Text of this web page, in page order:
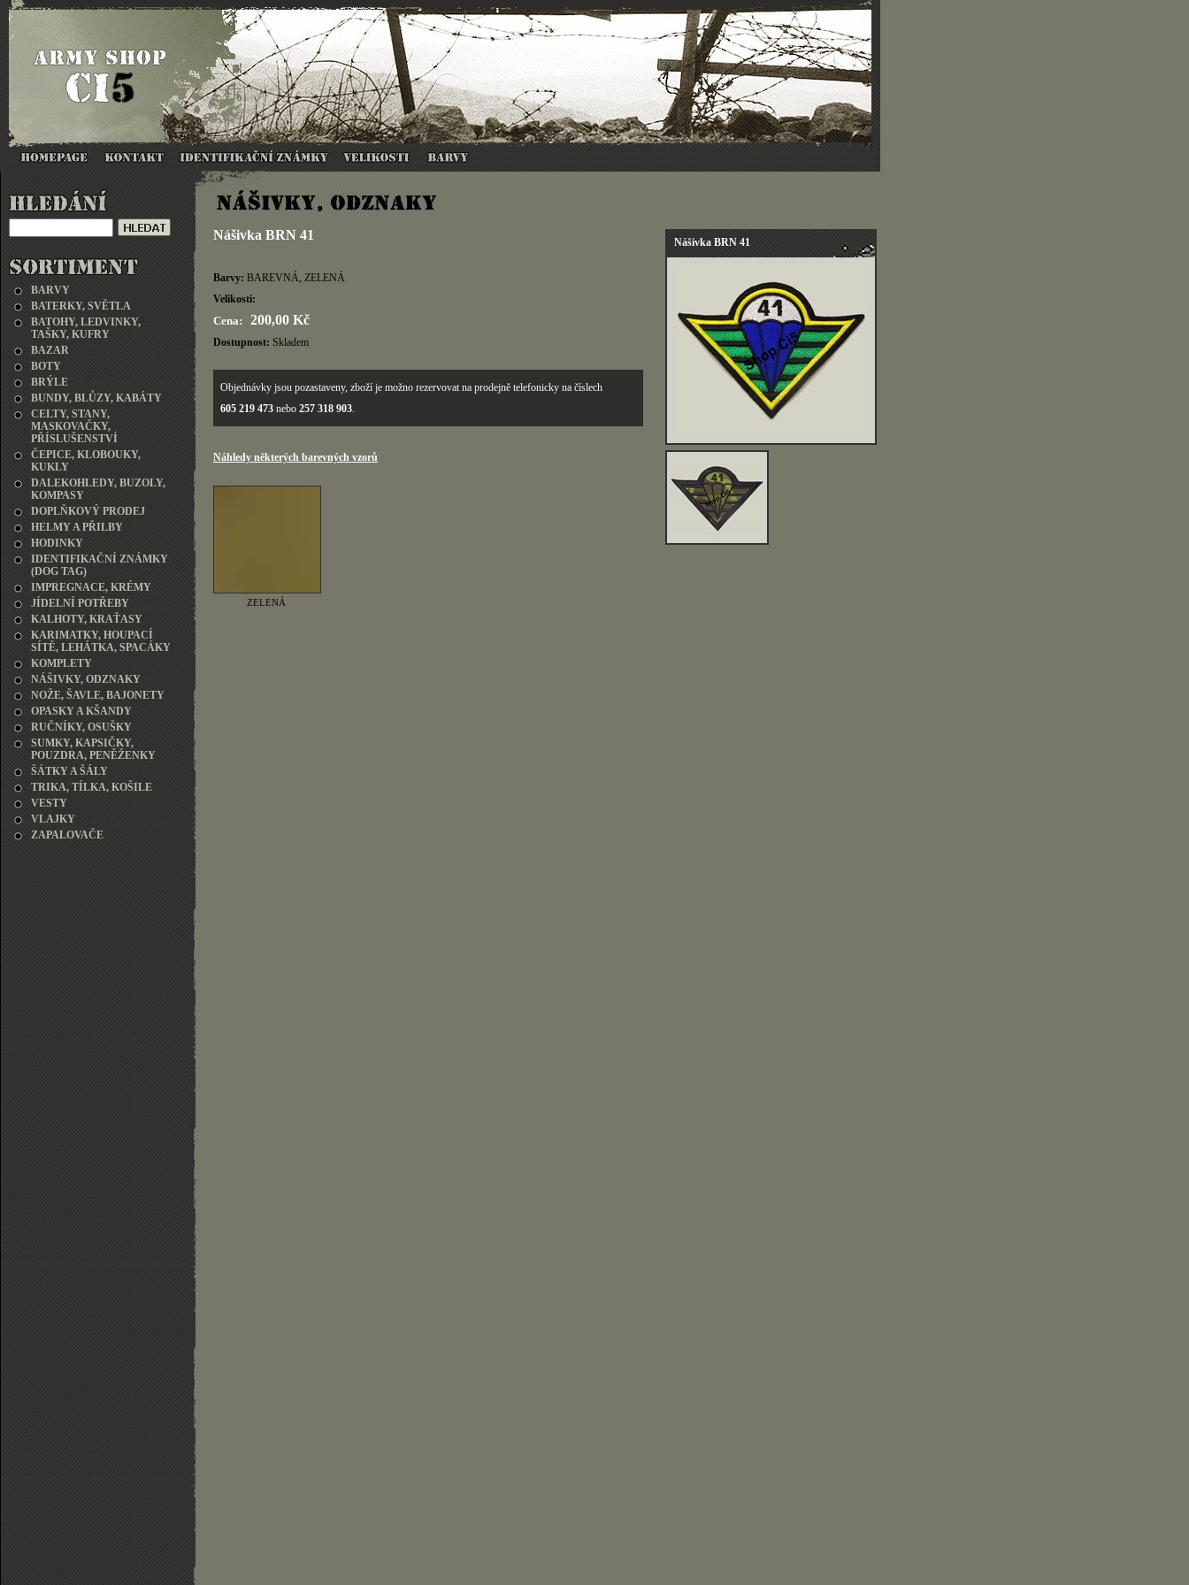
BARVY
BATERKY, SVĚTLA
BATOHY, LEDVINKY,
TAŠKY, KUFRY
BAZAR
BOTY
BRÝLE
BUNDY, BLŮZY, KABÁTY
CELTY, STANY,
MASKOVAČKY,
PŘÍSLUŠENSTVÍ
ČEPICE, KLOBOUKY,
KUKLY
DALEKOHLEDY, BUZOLY,
KOMPASY
DOPLŇKOVÝ PRODEJ
HELMY A PŘILBY
HODINKY
IDENTIFIKAČNÍ ZNÁMKY
(DOG TAG)
IMPREGNACE, KRÉMY
JÍDELNÍ POTŘEBY
KALHOTY, KRAŤASY
KARIMATKY, HOUPACÍ
SÍTĚ, LEHÁTKA, SPACÁKY
KOMPLETY
NÁŠIVKY, ODZNAKY
NOŽE, ŠAVLE, BAJONETY
OPASKY A KŠANDY
RUČNÍKY, OSUŠKY
SUMKY, KAPSIČKY,
POUZDRA, PENĚŽENKY
ŠÁTKY A ŠÁLY
TRIKA, TÍLKA, KOŠILE
VESTY
VLAJKY
ZAPALOVAČE
Nášivka BRN 41
Nášivka BRN 41
Barvy: BAREVNÁ, ZELENÁ
Velikosti:
Cena: 200,00 Kč
Dostupnost: Skladem
Objednávky jsou pozastaveny, zboží je možno rezervovat na prodejně telefonicky na číslech
605 219 473 nebo 257 318 903.
Náhledy některých barevných vzorů
ZELENÁ